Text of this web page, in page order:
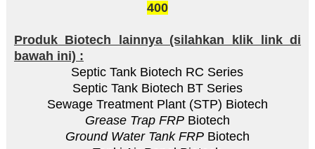
400
Produk Biotech lainnya (silahkan klik link di
bawah ini) :
Septic Tank Biotech RC Series
Septic Tank Biotech BT Series
Sewage Treatment Plant (STP) Biotech
Grease Trap FRPBiotech
Ground Water Tank FRP Biotech